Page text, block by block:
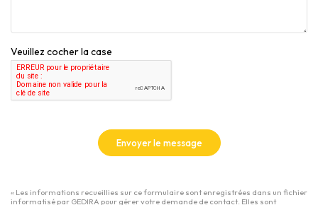
Veuillez cocher la case
Envoyer le message
« Les informations recueillies sur ce formulaire sont enregistrées dans un fichier
informatisé par GEDIRA pour gérer votre demande de contact. Elles sont